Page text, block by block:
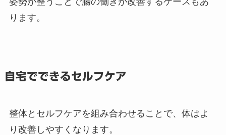
ります。
自宅でできるセルフケア
整体とセルフケアを組み合わせることで、体はよ
り改善しやすくなります。